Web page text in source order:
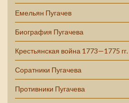
Емельян Пугачев
Биография Пугачева
Крестьянская война 1773—1775 гг.
Соратники Пугачева
Противники Пугачева